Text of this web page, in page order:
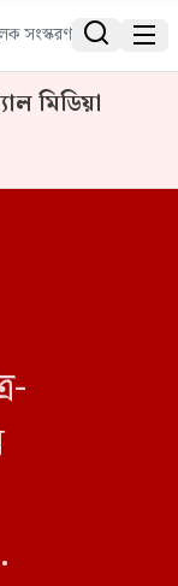
সংস্করণ  
মিডিয়া